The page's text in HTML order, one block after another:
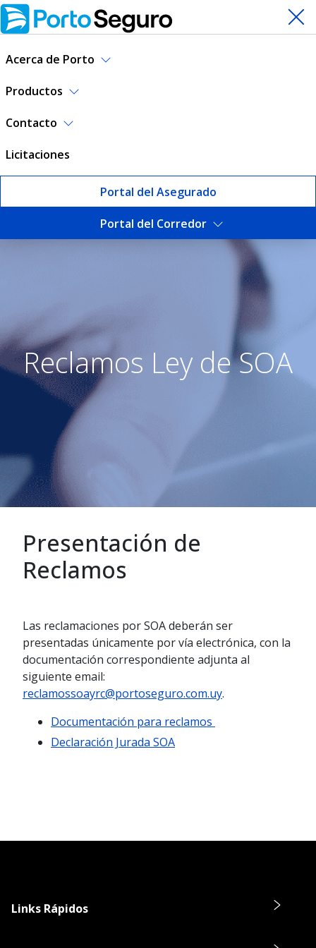
Acerca de Porto
Productos
Contacto
Licitaciones
Portal del Asegurado
Portal del Corredor
Reclamos SOA | Porto
Reclamos Ley de SOA
Presentación de
Reclamos
Las reclamaciones por SOA deberán ser
presentadas únicamente por vía electrónica, con la
documentación correspondiente adjunta al
siguiente email:
reclamossoayrc@portoseguro.com.uy.
Documentación para reclamos
Declaración Jurada SOA
Links Rápidos